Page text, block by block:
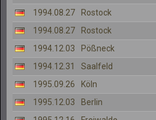
1994.08.27
Rostock
1994.08.27
Rostock
1994.12.03
Pößneck
1994.12.31
Saalfeld
1995.09.26
Köln
1995.12.03
Berlin